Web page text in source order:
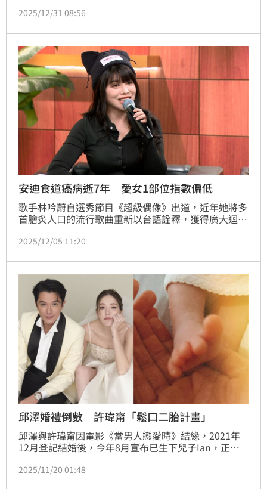
對，除了許允樂曾有過一段婚姻外，最關鍵的阻礙，莫
忡忡。
2025/12/31 08:56
安迪食道癌病逝7年 愛女1部位指數偏低
歌手林吟蔚自選秀節目《超級偶像》出道，近年她將多
首膾炙人口的流行歌曲重新以台語詮釋，獲得廣大迴
她上節目分享自爸爸安迪因病離世前的飲食習慣。隨著
的變化，林吟蔚在今年做出凍卵的決定，希望替未來保
留更多可能性，給自己一份選擇與保障。
2025/12/05 11:20
邱澤婚禮倒數 許瑋甯「鬆口二胎計畫」
邱澤與許瑋甯因電影《當男人戀愛時》結緣，2021年
12月登記結婚後，今年8月宣布已生下兒子Ian，正式
懷孕心路歷程，也鬆口坦承有意再拚二胎。
2025/11/20 01:48